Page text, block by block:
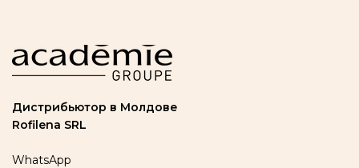
Дистрибьютор в Молдове
Rofilena SRL
WhatsApp